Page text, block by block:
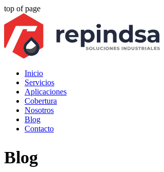
top of page
Inicio
Servicios
Aplicaciones
Cobertura
Nosotros
Blog
Contacto
Blog